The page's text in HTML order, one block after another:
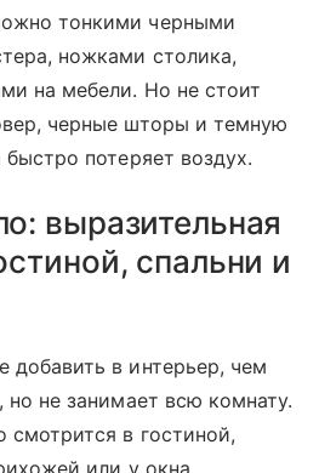
тонкими черными
ножками столика,
на мебели. Но не стоит
черные шторы и темную
потеряет воздух.
выразительная
спальни и
добавить в интерьер, чем
не занимает всю комнату.
в гостиной,